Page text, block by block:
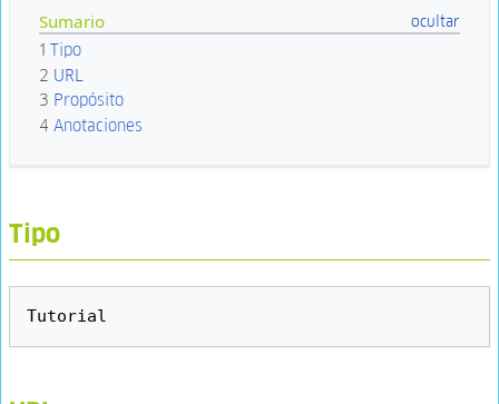
Sumario
1 Tipo
2 URL
3 Propósito
4 Anotaciones
Tipo